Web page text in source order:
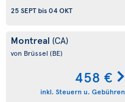
25 SEPTbis04 OKT
Montreal (CA)
von Brüssel (BE)
458 €
inkl. Steuern u. Gebühren